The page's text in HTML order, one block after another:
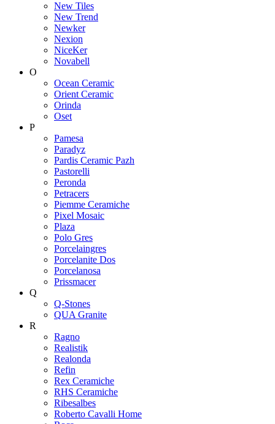
New Tiles
New Trend
Newker
Nexion
NiceKer
Novabell
O
Ocean Ceramic
Orient Ceramic
Orinda
Oset
P
Pamesa
Paradyz
Pardis Ceramic Pazh
Pastorelli
Peronda
Petracers
Piemme Ceramiche
Pixel Mosaic
Plaza
Polo Gres
Porcelaingres
Porcelanite Dos
Porcelanosa
Prissmacer
Q
Q-Stones
QUA Granite
R
Ragno
Realistik
Realonda
Refin
Rex Ceramiche
RHS Ceramiche
Ribesalbes
Roberto Cavalli Home